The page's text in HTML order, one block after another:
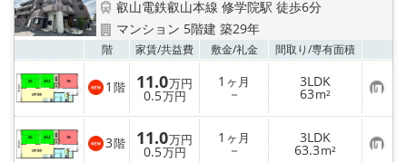
ハウスメーカー施工特集！
路線·駅から探す
IT重説について
叡山電鉄叡山本線 修学院駅 徒歩6分
マンション 5階建 築29年
階 家賃/共益費 敷金/礼金 間取り/専有面積
1 階 11.0万円
0.5万円
1 ヶ月
－
3LDK
63m² お
気
に
入
り
登
3階 11.0万円
0.5万円
1 ヶ月
－
3LDK
63.3m² お